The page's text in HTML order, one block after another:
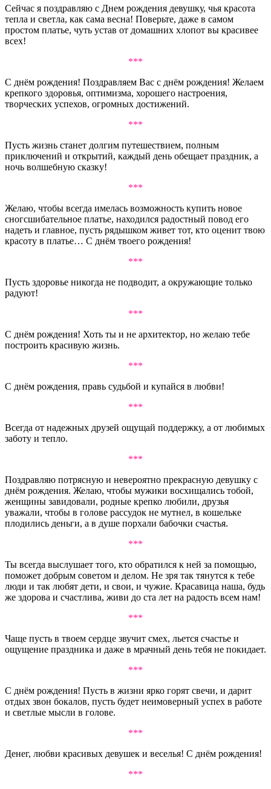
Сейчас я поздравляю с Днем рождения девушку, чья красота
тепла и светла, как сама весна! Поверьте, даже в самом
простом платье, чуть устав от домашних хлопот вы красивее
всех!
***
С днём рождения! Поздравляем Вас с днём рождения! Желаем
крепкого здоровья, оптимизма, хорошего настроения,
творческих успехов, огромных достижений.
***
Пусть жизнь станет долгим путешествием, полным
приключений и открытий, каждый день обещает праздник, а
ночь волшебную сказку!
***
Желаю, чтобы всегда имелась возможность купить новое
сногсшибательное платье, находился радостный повод его
надеть и главное, пусть рядышком живет тот, кто оценит твою
красоту в платье… С днём твоего рождения!
***
Пусть здоровье никогда не подводит, а окружающие только
радуют!
***
С днём рождения! Хоть ты и не архитектор, но желаю тебе
построить красивую жизнь.
***
С днём рождения, правь судьбой и купайся в любви!
***
Всегда от надежных друзей ощущай поддержку, а от любимых
заботу и тепло.
***
Поздравляю потрясную и невероятно прекрасную девушку с
днём рождения. Желаю, чтобы мужики восхищались тобой,
женщины завидовали, родные крепко любили, друзья
уважали, чтобы в голове рассудок не мутнел, в кошельке
плодились деньги, а в душе порхали бабочки счастья.
***
Ты всегда выслушает того, кто обратился к ней за помощью,
поможет добрым советом и делом. Не зря так тянутся к тебе
люди и так любят дети, и свои, и чужие. Красавица наша, будь
же здорова и счастлива, живи до ста лет на радость всем нам!
***
Чаще пусть в твоем сердце звучит смех, льется счастье и
ощущение праздника и даже в мрачный день тебя не покидает.
***
С днём рождения! Пусть в жизни ярко горят свечи, и дарит
отдых звон бокалов, пусть будет неимоверный успех в работе
и светлые мысли в голове.
***
Денег, любви красивых девушек и веселья! С днём рождения!
***